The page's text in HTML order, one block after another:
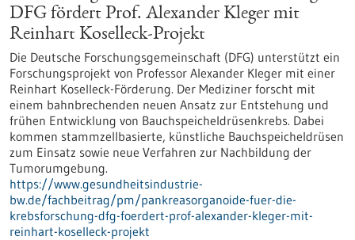
DFG fördert Prof. Alexander Kleger mit
Reinhart Koselleck-Projekt
Die Deutsche Forschungsgemeinschaft (DFG) unterstützt ein
Forschungsprojekt von Professor Alexander Kleger mit einer
Reinhart Koselleck-Förderung. Der Mediziner forscht mit
einem bahnbrechenden neuen Ansatz zur Entstehung und
frühen Entwicklung von Bauchspeicheldrüsenkrebs. Dabei
kommen stammzellbasierte, künstliche Bauchspeicheldrüsen
zum Einsatz sowie neue Verfahren zur Nachbildung der
Tumorumgebung.
https://www.gesundheitsindustrie-
bw.de/fachbeitrag/pm/pankreasorganoide-fuer-die-
krebsforschung-dfg-foerdert-prof-alexander-kleger-mit-
reinhart-koselleck-projekt